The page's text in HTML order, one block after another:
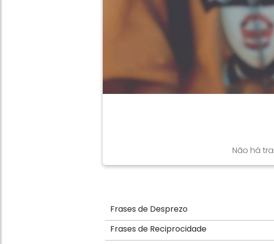
Não há
Frases de Desprezo
Frases de Reciprocidade